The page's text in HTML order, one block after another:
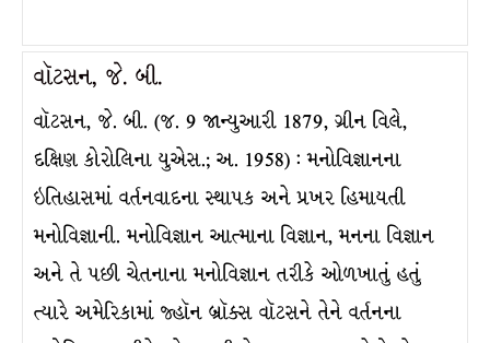
વૉટસન, જે. બી.
વૉટસન, જે. બી. (જ. 9 જાન્યુઆરી 1879, ગ્રીન વિલે,
દક્ષિણ કોરોલિના યુએસ.; અ. 1958) : મનોવિજ્ઞાનના
ઇતિહાસમાં વર્તનવાદના સ્થાપક અને પ્રખર હિમાયતી
મનોવિજ્ઞાની. મનોવિજ્ઞાન આત્માના વિજ્ઞાન, મનના વિજ્ઞાન
અને તે પછી ચેતનાના મનોવિજ્ઞાન તરીકે ઓળખાતું હતું
ત્યારે અમેરિકામાં જ્હૉન બ્રૉક્સ વૉટસને તેને વર્તનના